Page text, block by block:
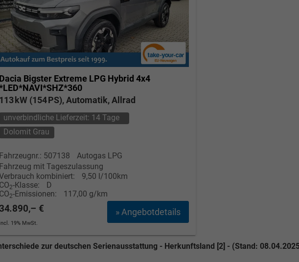
Dacia Bigster Extreme LPG Hybrid 4x4
113 kW (154 PS), Automatik, Allrad
unverbindliche Lieferzeit: 14 Tage
Dolomit Grau
Fahrzeugnr.: 507138
Autogas LPG
Fahrzeug mit Tageszulassung
kombiniert:
9,50 l/100km
CO2-Klasse:
D
CO2-Emissionen: 117,00 g/km
» Angebotdetails
€
incl. 19% MwSt.
zur deutschen Serienausstattung - Herkunftsland [2] - (Stand: